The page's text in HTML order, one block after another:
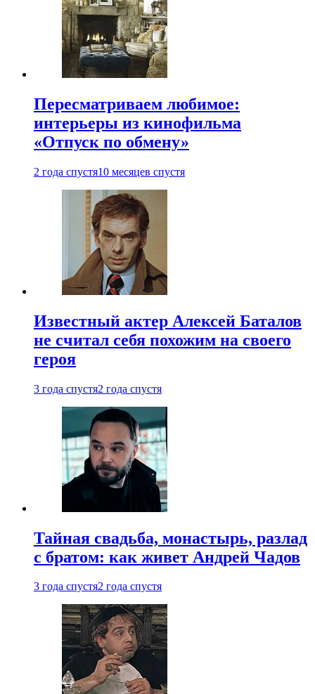
Пересматриваем любимое:
интерьеры из кинофильма
«Отпуск по обмену»
2 года спустя10 месяцев спустя
Известный актер Алексей Баталов
не считал себя похожим на своего
героя
3 года спустя2 года спустя
Тайная свадьба, монастырь, разлад
с братом: как живет Андрей Чадов
3 года спустя2 года спустя